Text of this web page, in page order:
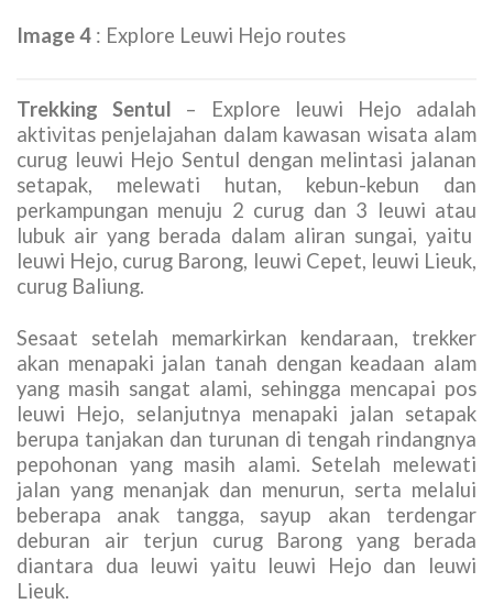
Image 4 : Explore Leuwi Hejo routes
Trekking Sentul – Explore leuwi Hejo adalah
aktivitas penjelajahan dalam kawasan wisata alam
curug leuwi Hejo Sentul dengan melintasi jalanan
setapak, melewati hutan, kebun-kebun dan
perkampungan menuju 2 curug dan 3 leuwi atau
lubuk air yang berada dalam aliran sungai, yaitu
leuwi Hejo, curug Barong, leuwi Cepet, leuwi Lieuk,
curug Baliung.
Sesaat setelah memarkirkan kendaraan, trekker
akan menapaki jalan tanah dengan keadaan alam
yang masih sangat alami, sehingga mencapai pos
leuwi Hejo, selanjutnya menapaki jalan setapak
berupa tanjakan dan turunan di tengah rindangnya
pepohonan yang masih alami. Setelah melewati
jalan yang menanjak dan menurun, serta melalui
beberapa anak tangga, sayup akan terdengar
deburan air terjun curug Barong yang berada
diantara dua leuwi yaitu leuwi Hejo dan leuwi
Lieuk.